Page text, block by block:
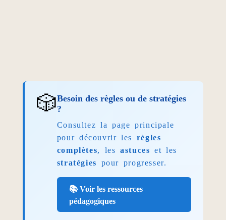
🎲Besoin des règles ou de stratégies
?
Consultez la page principale
pour découvrir les règles
complètes, lesastuces et les
stratégies
pour progresser.
📚 Voir les ressources
pédagogiques